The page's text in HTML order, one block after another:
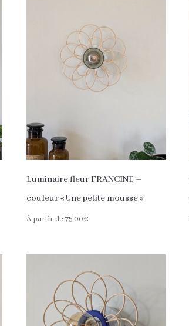
Luminaire fleur FRANCINE –
couleur « Une petite mousse »
À partir de 75,00€